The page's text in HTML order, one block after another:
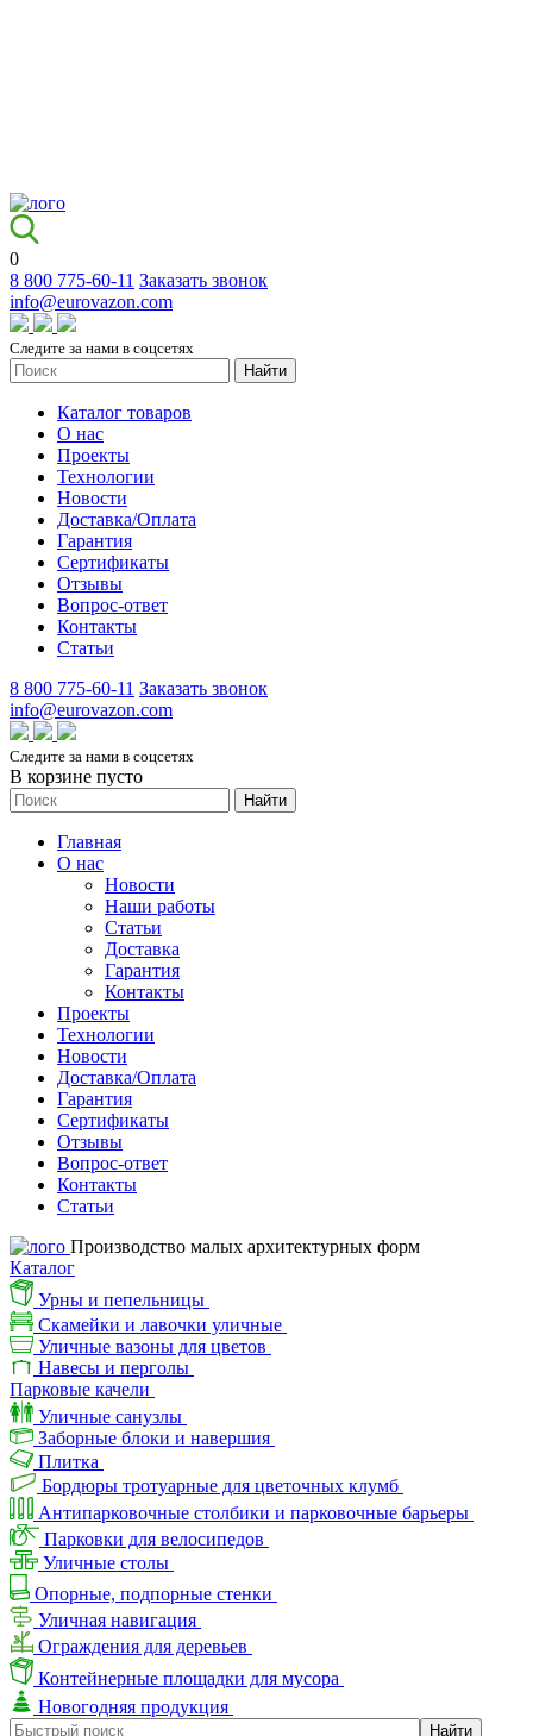
0
8 800 775-60-11 Заказать звонок
info@eurovazon.com
Следите за нами в соцсетях
Найти
Каталог товаров
О нас
Проекты
Технологии
Новости
Доставка/Оплата
Гарантия
Сертификаты
Отзывы
Вопрос-ответ
Контакты
Статьи
8 800 775-60-11 Заказать звонок
info@eurovazon.com
Следите за нами в соцсетях
В корзине пусто
Найти
Главная
О нас
Новости
Наши работы
Статьи
Доставка
Гарантия
Контакты
Проекты
Технологии
Новости
Доставка/Оплата
Гарантия
Сертификаты
Отзывы
Вопрос-ответ
Контакты
Статьи
Производство малых архитектурных форм
Каталог
Урны и пепельницы
Скамейки и лавочки уличные
Уличные вазоны для цветов
Навесы и перголы
Парковые качели
Уличные санузлы
Заборные блоки и навершия
Плитка
Бордюры тротуарные для цветочных клумб
Антипарковочные столбики и парковочные барьеры
Парковки для велосипедов
Уличные столы
Опорные, подпорные стенки
Уличная навигация
Ограждения для деревьев
Контейнерные площадки для мусора
Новогодняя продукция